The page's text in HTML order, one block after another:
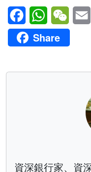
FacebookWhatsApp
Share
資深銀行家、資